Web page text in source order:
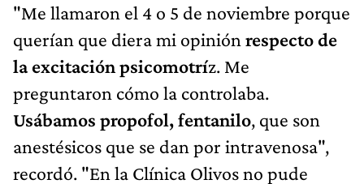
"Me llamaron el 4 o 5 de noviembre porque
querían que diera mi opinión respecto de
la excitación psicomotríz. Me
preguntaron cómo la controlaba.
Usábamos propofol, fentanilo, que son
anestésicos que se dan por intravenosa",
recordó. "En la Clínica Olivos no pude